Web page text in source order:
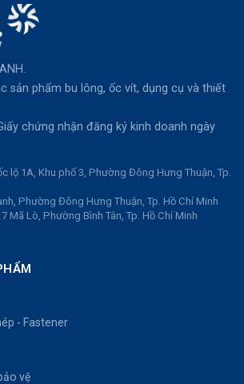
sản phẩm bu lông, ốc vít, dụng cụ và thiết
chứng nhận đăng ký kinh doanh ngày
lộ 1A, Khu phố 3, Phường Đông Hưng Thuận, Tp.
Phường Đông Hưng Thuận, Tp. Hồ Chí Minh
Mã Lò, Phường Bình Tân, Tp. Hồ Chí Minh
- Fastener
vệ